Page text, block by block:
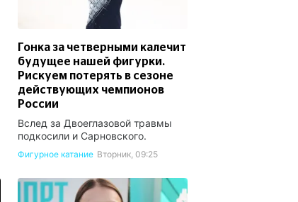
Гонка за четверными калечит
будущее нашей фигурки.
Рискуем потерять в сезоне
действующих чемпионов
России
Вслед за Двоеглазовой травмы
подкосили и Сарновского.
Фигурное катание Вторник, 09:25